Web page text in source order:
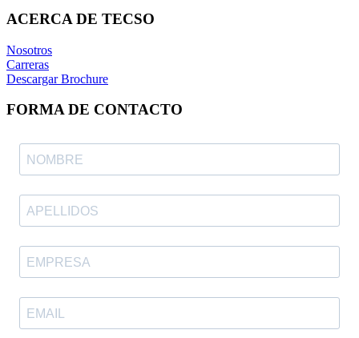
ACERCA DE TECSO
Nosotros
Carreras
Descargar Brochure
FORMA DE CONTACTO